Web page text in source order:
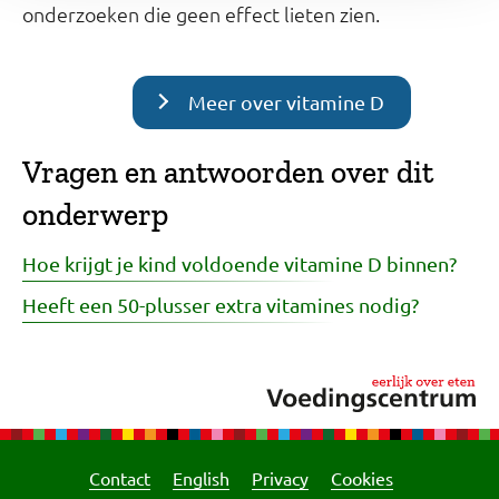
onderzoeken die geen effect lieten zien.
Meer over vitamine D
Vragen en antwoorden over dit
onderwerp
Hoe krijgt je kind voldoende vitamine D binnen?
Heeft een 50-plusser extra vitamines nodig?
Contact English Privacy Cookies